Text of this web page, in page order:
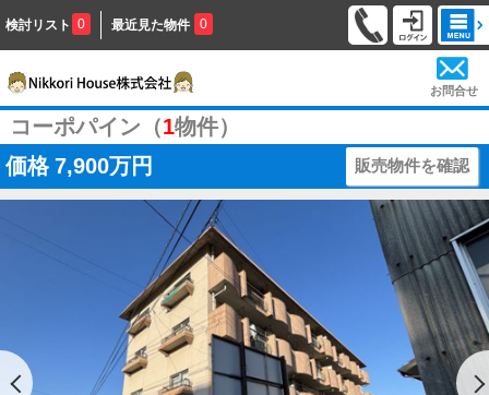
検討リスト 0 最近見た物件 0
お問合せ
コーポパイン（1物件）
価格 7,900万円 販売物件を確認